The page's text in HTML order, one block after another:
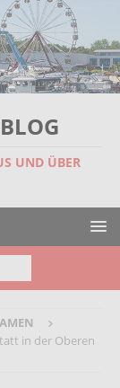
UND ÜBER
in der Oberen